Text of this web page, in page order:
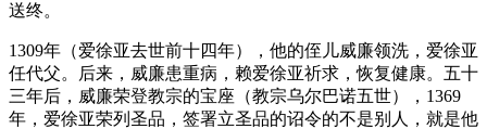
送终。
1309年（爱徐亚去世前十四年），他的侄儿威廉领洗，爱徐亚
任代父。后来，威廉患重病，赖爱徐亚祈求，恢复健康。五十
三年后，威廉荣登教宗的宝座（教宗乌尔巴诺五世），1369
年，爱徐亚荣列圣品，签署立圣品的诏令的不是别人，就是他